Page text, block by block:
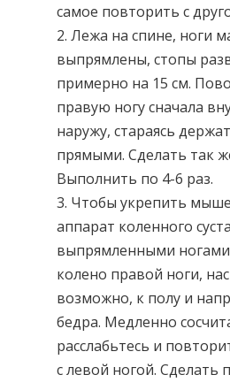
самое повторить с
2. Лежа на спине, ноги
выпрямлены, стопы
примерно на 15 см.
правую ногу сначала
наружу, стараясь
прямыми. Сделать так
Выполнить по 4-6 раз.
3. Чтобы укрепить
аппарат коленного
выпрямленными
колено правой ноги,
возможно, к полу и
бедра. Медленно
расслабьтесь и
с левой ногой. Сделать